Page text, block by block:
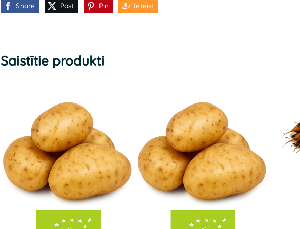
Share Post Pin Ieteikt
Saistītie produkti